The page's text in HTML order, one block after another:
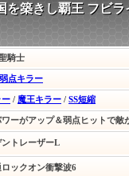
を築きし覇王 フビラ
騎士
弱点キラー
ー / 魔王キラー / SS短縮
ーがアップ＆弱点ヒットで敵
ントレーザーL
ックオン衝撃波6